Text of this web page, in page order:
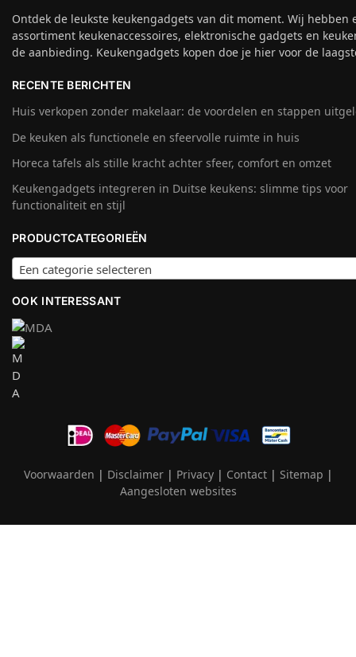
Ontdek de leukste keukengadgets van dit moment. Wij hebben
assortiment keukenaccessoires, elektronische gadgets en
de aanbieding. Keukengadgets kopen doe je hier voor de
RECENTE BERICHTEN
Huis verkopen zonder makelaar: de voordelen en stappen
De keuken als functionele en sfeervolle ruimte in huis
Horeca tafels als stille kracht achter sfeer, comfort en omzet
Keukengadgets integreren in Duitse keukens: slimme tips voor
functionaliteit en stijl
PRODUCTCATEGORIEËN
Een categorie selecteren
OOK INTERESSANT
Voorwaarden | Disclaimer| Privacy| Contact| Sitemap |
Aangesloten websites